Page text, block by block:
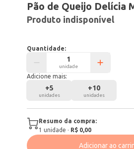
Pão de Queijo Delícia
Produto indisponível
Quantidade:
unidade
Adicione mais:
+5
unidades
+10
unidades
Resumo da compra:
1 unidade · R$ 0,00
Adicionar ao